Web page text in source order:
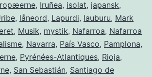
, Iruñea, isolat, japansk,
, låneord, Lapurdi, lauburu, Mark
, Musik, mystik, Nafarroa, Nafarroa
, Navarra, País Vasco, Pamplona,
, Pyrénées-Atlantiques, Rioja,
, San Sebastián, Santiago de